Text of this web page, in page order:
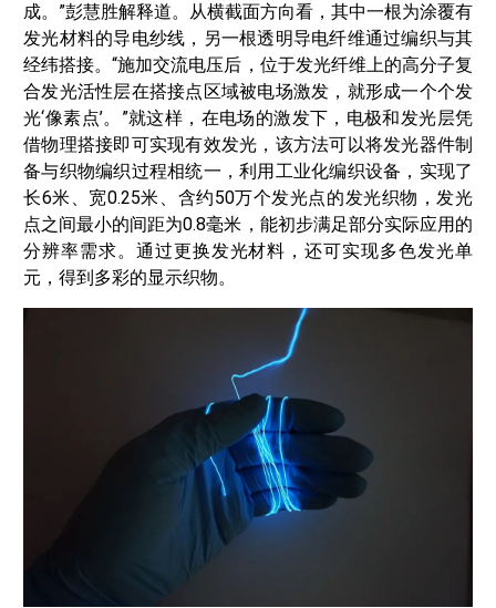
成。”彭慧胜解释道。从横截面方向看，其中一根为涂覆有
发光材料的导电纱线，另一根透明导电纤维通过编织与其
经纬搭接。“施加交流电压后，位于发光纤维上的高分子复
合发光活性层在搭接点区域被电场激发，就形成一个个发
光‘像素点’。”就这样，在电场的激发下，电极和发光层凭
借物理搭接即可实现有效发光，该方法可以将发光器件制
备与织物编织过程相统一，利用工业化编织设备，实现了
长6米、宽0.25米、含约50万个发光点的发光织物，发光
点之间最小的间距为0.8毫米，能初步满足部分实际应用的
分辨率需求。通过更换发光材料，还可实现多色发光单
元，得到多彩的显示织物。